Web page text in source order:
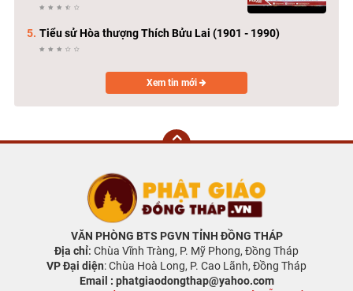
Tiểu sử Hòa thượng Thích Bửu Lai (1901 - 1990)
Xem tin mới
VĂN PHÒNG BTS PGVN TỈNH ĐỒNG THÁP
Địa chỉ: Chùa Vĩnh Tràng, P. Mỹ Phong, Đồng Tháp
VP Đại diện: Chùa Hoà Long, P. Cao Lãnh, Đồng Tháp
Email : phatgiaodongthap@yahoo.com